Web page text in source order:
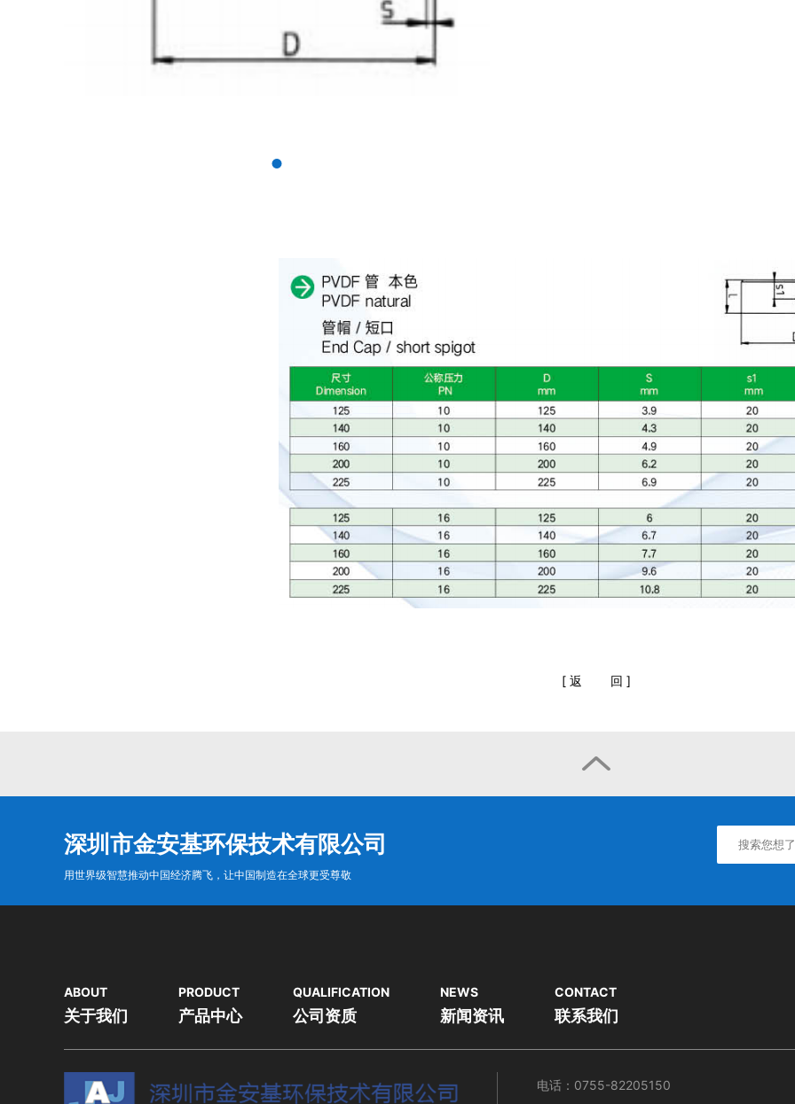
[ 返 回 ]

深圳市金安基环保技术有限公司
用世界级智慧推动中国经济腾飞，让中国制造在全球更受尊敬
ABOUT
关于我们
PRODUCT
产品中心
QUALIFICATION
公司资质
NEWS
新闻资讯
CONTACT
联系我们
电话：0755-82205150